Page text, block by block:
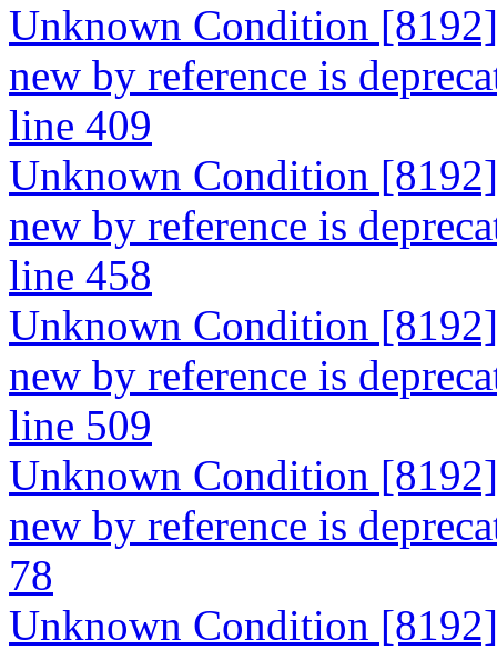
Unknown Condition
new by reference is
line 409
Unknown Condition
new by reference is
line 458
Unknown Condition
new by reference is
line 509
Unknown Condition
new by reference is
78
Unknown Condition